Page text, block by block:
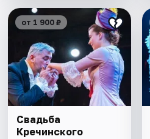
от 1 900 ₽
Свадьба
Кречинского